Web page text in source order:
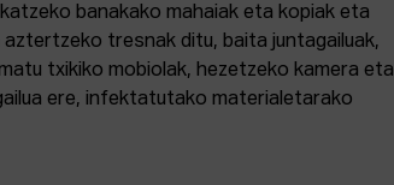
banakako mahaiak eta kopiak eta
tresnak ditu, baita juntagailuak,
txikiko mobiolak, hezetzeko kamera eta
ere, infektatutako materialetarako